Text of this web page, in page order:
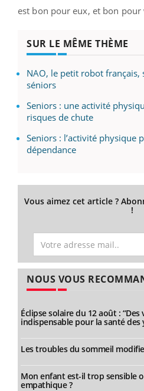
est bon pour eux, et bon pour
SUR LE MÊME THÈME
NAO, le petit robot français,
séniors
Seniors : une activité
risques de chute
Seniors : l’activité physique
dépendance
Vous aimez cet article ?
!
NOUS VOUS
Éclipse solaire du 12 août :
indispensable pour la santé des
Les troubles du sommeil
Mon enfant est-il trop sensible
empathique ?